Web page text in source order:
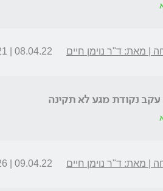
| מאת: ד"ר נוימן חיים 08.04.22 | 17:21
| מאת: ד"ר נוימן חיים 09.04.22 | 13:26